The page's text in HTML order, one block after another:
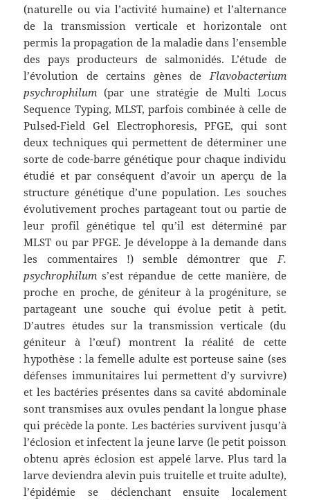
(naturelle ou via l’activité humaine) et l’alternance
de la transmission verticale et horizontale ont
permis la propagation de la maladie dans l’ensemble
des pays producteurs de salmonidés. L’étude de
l’évolution de certains gènes de Flavobacterium
psychrophilum (par une stratégie de Multi Locus
Sequence Typing, MLST, parfois combinée à celle de
Pulsed-Field Gel Electrophoresis, PFGE, qui sont
deux techniques qui permettent de déterminer une
sorte de code-barre génétique pour chaque individu
étudié et par conséquent d’avoir un aperçu de la
structure génétique d’une population. Les souches
évolutivement proches partageant tout ou partie de
leur profil génétique tel qu’il est déterminé par
MLST ou par PFGE. Je développe à la demande dans
les commentaires !) semble démontrer que F.
psychrophilum s’est répandue de cette manière, de
proche en proche, de géniteur à la progéniture, se
partageant une souche qui évolue petit à petit.
D’autres études sur la transmission verticale (du
géniteur à l’œuf) montrent la réalité de cette
hypothèse : la femelle adulte est porteuse saine (ses
défenses immunitaires lui permettent d’y survivre)
et les bactéries présentes dans sa cavité abdominale
sont transmises aux ovules pendant la longue phase
qui précède la ponte. Les bactéries survivent jusqu’à
l’éclosion et infectent la jeune larve (le petit poisson
obtenu après éclosion est appelé larve. Plus tard la
larve deviendra alevin puis truitelle et truite adulte),
l’épidémie se déclenchant ensuite localement